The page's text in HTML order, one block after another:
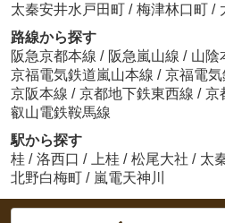
太秦安井水戸田町 / 梅津林口町 /
路線から探す
阪急京都本線 / 阪急嵐山線 / 山陰
京福電気鉄道嵐山本線 / 京福電
京阪本線 / 京都地下鉄東西線 / 京
叡山電鉄鞍馬線
駅から探す
桂 / 洛西口 / 上桂 / 松尾大社 / 太
北野白梅町 / 嵐電天神川